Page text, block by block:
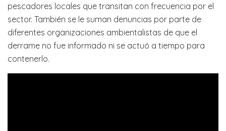
pescadores locales que transitan con frecuencia por el
sector. También se le suman denuncias por parte de
diferentes organizaciones ambientalistas de que el
derrame no fue informado ni se actuó a tiempo para
contenerlo.